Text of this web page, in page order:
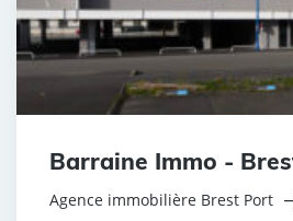
Barraine Immo -
Agence immobilière Brest Port